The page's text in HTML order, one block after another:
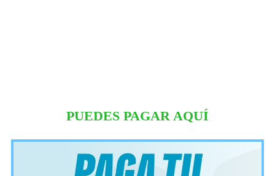
PUEDES PAGAR AQUÍ